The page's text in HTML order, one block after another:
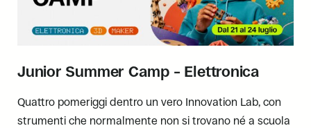
Junior Summer Camp – Elettronica
Quattro pomeriggi dentro un vero Innovation Lab, con
strumenti che normalmente non si trovano né a scuola